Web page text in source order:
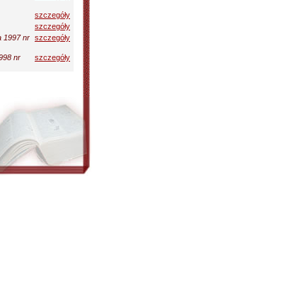
szczegóły
szczegóły
1997 nr szczegóły
nr
szczegóły